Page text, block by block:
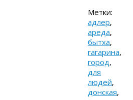
Метки:
адлер,
ареда,
бытха,
гагарина,
город,
для
людей,
донская,